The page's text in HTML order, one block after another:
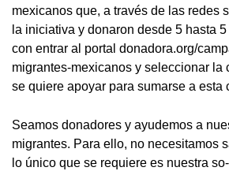
mexicanos que, a través de las redes
la iniciativa y donaron desde 5 hasta
con entrar al portal donadora.org/
migrantes-mexicanos y seleccionar la
se quiere apoyar para sumarse a esta
Seamos donadores y ayudemos a
migrantes. Para ello, no necesitamos
lo único que se requiere es nuestra